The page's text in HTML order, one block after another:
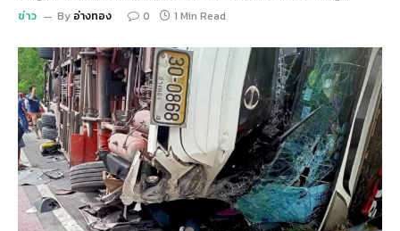
ข่าว By อ่างทอง 0 1 Min Read